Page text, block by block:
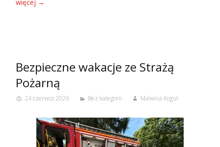
więcej →
Bezpieczne wakacje ze Strażą
Pożarną
24 czerwca 2026 Bez kategorii Malwina Kogut